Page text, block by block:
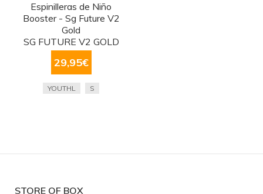
Espinilleras de Niño
Booster - Sg Future V2
Gold
SG FUTURE V2 GOLD
29,95€
YOUTHL S
STORE OF BOX